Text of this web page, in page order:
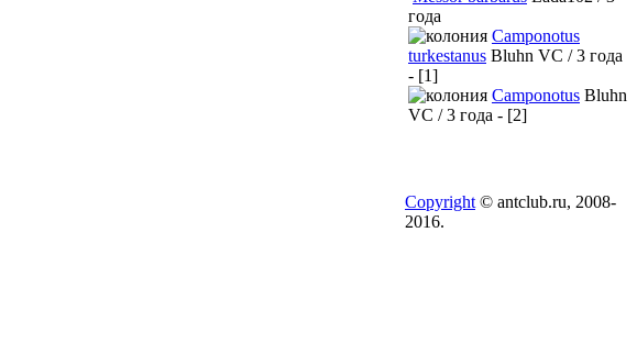
года
Camponotus
turkestanus Bluhn VC / 3 года
- [1]
Camponotus Bluhn
VC / 3 года - [2]
Copyright © antclub.ru, 2008-
2016.